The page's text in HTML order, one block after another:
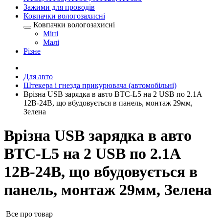
Зажими для проводів
Ковпачки вологозахисні
Ковпачки вологозахисні
Міні
Малі
Різне
Для авто
Штекера і гнезда прикурювача (автомобільні)
Врізна USB зарядка в авто BTC-L5 на 2 USB по 2.1А
12В-24В, що вбудовується в панель, монтаж 29мм,
Зелена
Врізна USB зарядка в авто
BTC-L5 на 2 USB по 2.1А
12В-24В, що вбудовується в
панель, монтаж 29мм, Зелена
Все про товар